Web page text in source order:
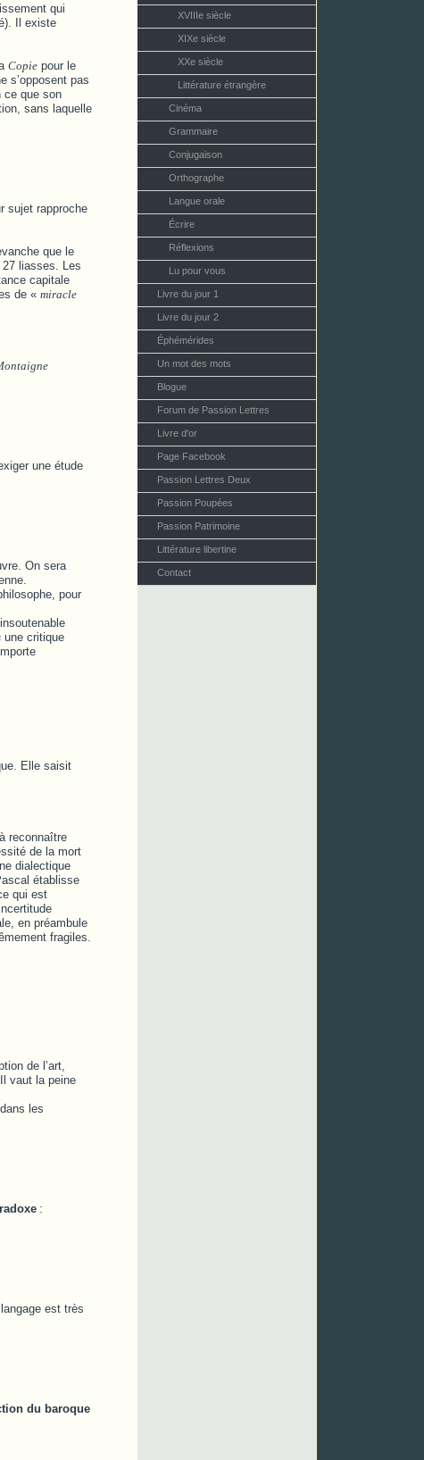
XVIIIe siècle
XIXe siècle
XXe siècle
Littérature étrangère
Cinéma
Grammaire
Conjugaison
Orthographe
Langue orale
Écrire
Réflexions
Lu pour vous
Livre du jour 1
Livre du jour 2
Éphémérides
Un mot des mots
Blogue
Forum de Passion Lettres
Livre d'or
Page Facebook
Passion Lettres Deux
Passion Poupées
Passion Patrimoine
Littérature libertine
Contact
qui
Il existe
Copie pour le
s’opposent pas
ce que son
sans laquelle
sujet rapproche
que le
liasses. Les
capitale
de «miracle
une étude
On sera
pour
une critique
Elle saisit
reconnaître
de la mort
dialectique
établisse
ce qui est
en préambule
fragiles.
de l’art,
vaut la peine
les
:
langage est très
du baroque